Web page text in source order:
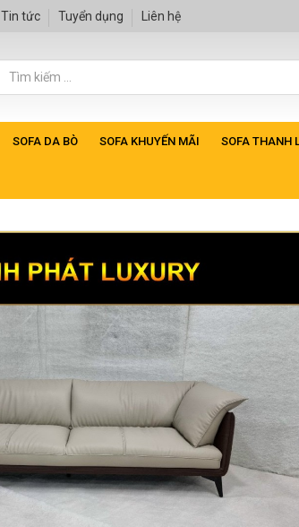
Tin tức Tuyển dụng Liên hệ
SOFA DA BÒ SOFA KHUYẾN MÃI SOFA THANH